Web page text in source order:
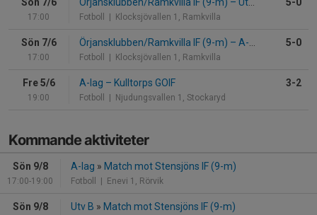
17:00 Fotboll | Klocksjövallen 1, Ramkvilla
Sön 7/6
17:00
Örjansklubben/Ramkvilla IF (9-m) – A-lag
Fotboll | Klocksjövallen 1, Ramkvilla
5-0
Fre 5/6
19:00
A-lag – Kulltorps GOIF
Fotboll | Njudungsvallen 1, Stockaryd
3-2
Kommande aktiviteter
Sön 9/8
17:00-19:00
A-lag » Match mot Stensjöns IF (9-m)
Fotboll | Enevi 1, Rörvik
Sön 9/8 Utv B » Match mot Stensjöns IF (9-m)